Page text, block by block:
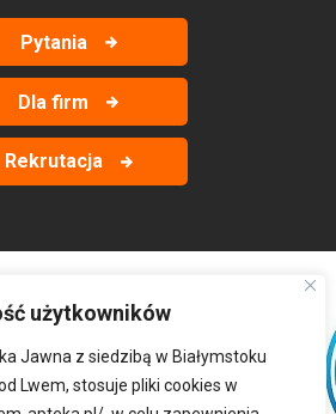
użytkowników
Jawna z siedzibą w Białymstoku
Lwem, stosuje pliki cookies w
Pytania
Dla firm
Rekrutacja